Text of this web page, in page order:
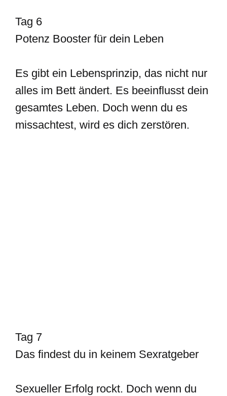
Tag 6
Potenz Booster für dein Leben
Es gibt ein Lebensprinzip, das nicht nur
alles im Bett ändert. Es beeinflusst dein
gesamtes Leben. Doch wenn du es
missachtest, wird es dich zerstören.
Tag 7
Das findest du in keinem Sexratgeber
Sexueller Erfolg rockt. Doch wenn du